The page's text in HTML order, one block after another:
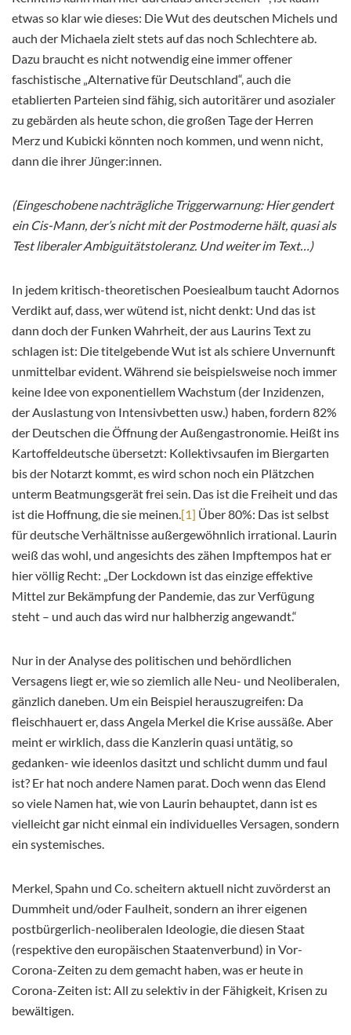
etwas so klar wie dieses: Die Wut des deutschen Michels und
auch der Michaela zielt stets auf das noch Schlechtere ab.
Dazu braucht es nicht notwendig eine immer offener
faschistische „Alternative für Deutschland“, auch die
etablierten Parteien sind fähig, sich autoritärer und asozialer
zu gebärden als heute schon, die großen Tage der Herren
Merz und Kubicki könnten noch kommen, und wenn nicht,
dann die ihrer Jünger:innen.
(Eingeschobene nachträgliche Triggerwarnung: Hier gendert
ein Cis-Mann, der’s nicht mit der Postmoderne hält, quasi als
Test liberaler Ambiguitätstoleranz. Und weiter im Text…)
In jedem kritisch-theoretischen Poesiealbum taucht Adornos
Verdikt auf, dass, wer wütend ist, nicht denkt: Und das ist
dann doch der Funken Wahrheit, der aus Laurins Text zu
schlagen ist: Die titelgebende Wut ist als schiere Unvernunft
unmittelbar evident. Während sie beispielsweise noch immer
keine Idee von exponentiellem Wachstum (der Inzidenzen,
der Auslastung von Intensivbetten usw.) haben, fordern 82%
der Deutschen die Öffnung der Außengastronomie. Heißt ins
Kartoffeldeutsche übersetzt: Kollektivsaufen im Biergarten
bis der Notarzt kommt, es wird schon noch ein Plätzchen
unterm Beatmungsgerät frei sein. Das ist die Freiheit und das
ist die Hoffnung, die sie meinen. [1] Über 80%: Das ist selbst
für deutsche Verhältnisse außergewöhnlich irrational. Laurin
weiß das wohl, und angesichts des zähen Impftempos hat er
hier völlig Recht: „Der Lockdown ist das einzige effektive
Mittel zur Bekämpfung der Pandemie, das zur Verfügung
steht – und auch das wird nur halbherzig angewandt.“
Nur in der Analyse des politischen und behördlichen
Versagens liegt er, wie so ziemlich alle Neu- und Neoliberalen,
gänzlich daneben. Um ein Beispiel herauszugreifen: Da
fleischhauert er, dass Angela Merkel die Krise aussäße. Aber
meint er wirklich, dass die Kanzlerin quasi untätig, so
gedanken- wie ideenlos dasitzt und schlicht dumm und faul
ist? Er hat noch andere Namen parat. Doch wenn das Elend
so viele Namen hat, wie von Laurin behauptet, dann ist es
vielleicht gar nicht einmal ein individuelles Versagen, sondern
ein systemisches.
Merkel, Spahn und Co. scheitern aktuell nicht zuvörderst an
Dummheit und/oder Faulheit, sondern an ihrer eigenen
postbürgerlich-neoliberalen Ideologie, die diesen Staat
(respektive den europäischen Staatenverbund) in Vor-
Corona-Zeiten zu dem gemacht haben, was er heute in
Corona-Zeiten ist: All zu selektiv in der Fähigkeit, Krisen zu
bewältigen.